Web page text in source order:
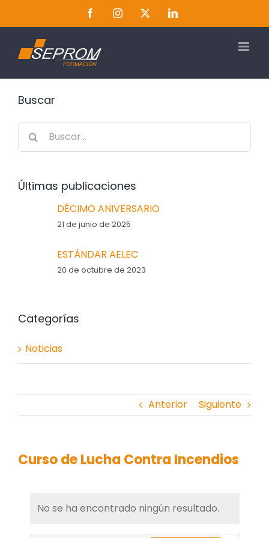
al
contenido
FacebookInstagramTwitterLinkedIn
Anterior Siguiente
Curso de Lucha Contra Incendios
No se ha encontrado ningún resultado.
Buscar
Buscar:
Últimas publicaciones
DÉCIMO ANIVERSARIO
21 de junio de 2025
ESTÁNDAR AELEC
20 de octubre de 2023
Categorías
Noticias